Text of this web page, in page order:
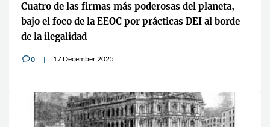
Cuatro de las firmas más poderosas del planeta,
bajo el foco de la EEOC por prácticas DEI al borde
de la ilegalidad
v0 17 December 2025